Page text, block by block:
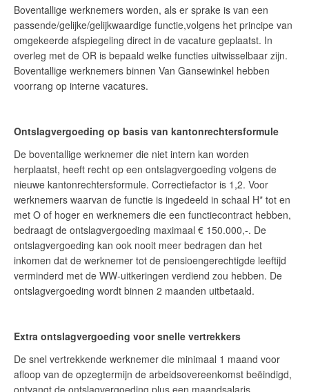
Boventallige werknemers worden, als er sprake is van een
passende/gelijke/gelijkwaardige functie,volgens het principe van
omgekeerde afspiegeling direct in de vacature geplaatst. In
overleg met de OR is bepaald welke functies uitwisselbaar zijn.
Boventallige werknemers binnen Van Gansewinkel hebben
voorrang op interne vacatures.
Ontslagvergoeding op basis van kantonrechtersformule
De boventallige werknemer die niet intern kan worden
herplaatst, heeft recht op een ontslagvergoeding volgens de
nieuwe kantonrechtersformule. Correctiefactor is 1,2. Voor
werknemers waarvan de functie is ingedeeld in schaal H* tot en
met O of hoger en werknemers die een functiecontract hebben,
bedraagt de ontslagvergoeding maximaal € 150.000,-. De
ontslagvergoeding kan ook nooit meer bedragen dan het
inkomen dat de werknemer tot de pensioengerechtigde leeftijd
verminderd met de WW-uitkeringen verdiend zou hebben. De
ontslagvergoeding wordt binnen 2 maanden uitbetaald.
Extra ontslagvergoeding voor snelle vertrekkers
De snel vertrekkende werknemer die minimaal 1 maand voor
afloop van de opzegtermijn de arbeidsovereenkomst beëindigd,
ontvangt de ontslagvergoeding plus een maandsalaris.